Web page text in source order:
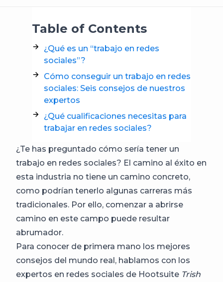
Table of Contents
¿Qué es un “trabajo en redes
sociales”?
Cómo conseguir un trabajo en redes
sociales: Seis consejos de nuestros
expertos
¿Qué cualificaciones necesitas para
trabajar en redes sociales?
¿Te has preguntado cómo sería tener un
trabajo en redes sociales? El camino al éxito en
esta industria no tiene un camino concreto,
como podrían tenerlo algunas carreras más
tradicionales. Por ello, comenzar a abrirse
camino en este campo puede resultar
abrumador.
Para conocer de primera mano los mejores
consejos del mundo real, hablamos con los
expertos en redes sociales de Hootsuite Trish